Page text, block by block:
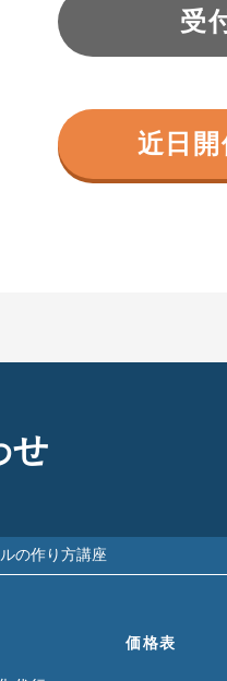
受
近日
せ
の作り方講座
価格表